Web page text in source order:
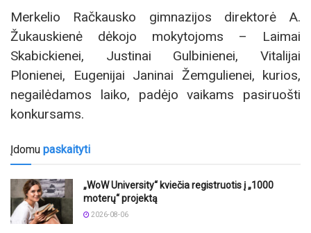
Merkelio Račkausko gimnazijos direktorė A.
Žukauskienė dėkojo mokytojoms – Laimai
Skabickienei, Justinai Gulbinienei, Vitalijai
Plonienei, Eugenijai Janinai Žemgulienei, kurios,
negailėdamos laiko, padėjo vaikams pasiruošti
konkursams.
Įdomu paskaityti
„WoW University“ kviečia registruotis į „1000
moterų“ projektą
2026-08-06